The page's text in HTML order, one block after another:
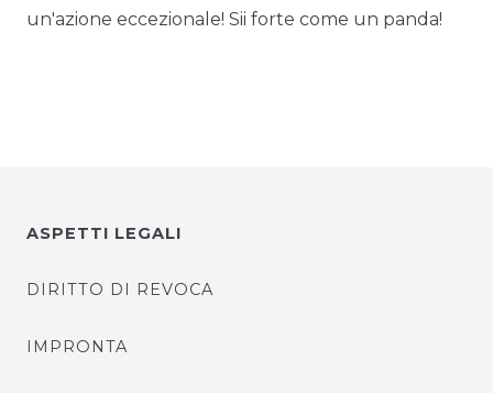
un'azione eccezionale! Sii forte come un panda!
ASPETTI LEGALI
DIRITTO DI REVOCA
IMPRONTA